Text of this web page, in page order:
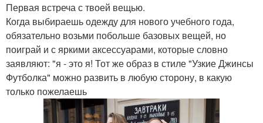
Первая встреча с твоей вещью.
Когда выбираешь одежду для нового учебного года,
обязательно возьми побольше базовых вещей, но
поиграй и с яркими аксессуарами, которые словно
заявляют: "я - это я! Тот же образ в стиле "Узкие Джинсы
Футболка" можно развить в любую сторону, в какую
только пожелаешь